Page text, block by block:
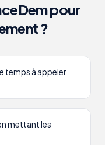
pour
?
temps à appeler
mettant les